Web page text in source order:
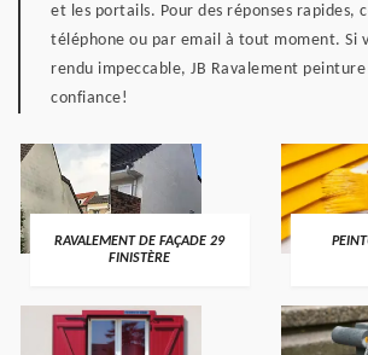
et les portails. Pour des réponses rapides,
téléphone ou par email à tout moment. Si
rendu impeccable, JB Ravalement
confiance!
RAVALEMENT DE FAÇADE 29
FINISTÈRE